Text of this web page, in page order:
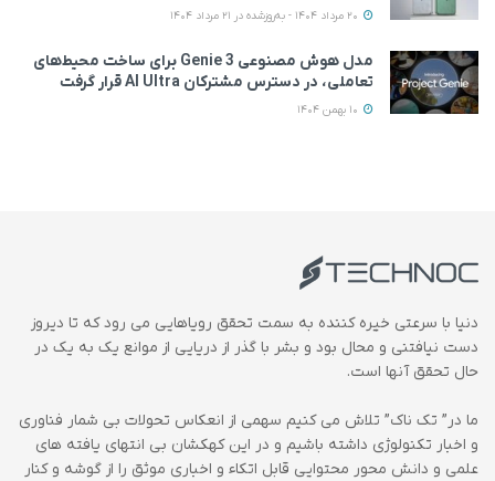
مدل هوش مصنوعی Genie 3 برای ساخت محیط‌های
تعاملی، در دسترس مشترکان AI Ultra قرار گرفت
دنیا با سرعتی خیره کننده به سمت تحقق رویاهایی می رود که تا دیروز
دست نیافتنی و محال بود و بشر با گذر از دریایی از موانع یک به یک در
حال تحقق آنها است.
ما در” تک ناک” تلاش می کنیم سهمی از انعکاس تحولات بی شمار فناوری
و اخبار تکنولوژی داشته باشیم و در این کهکشان بی انتهای یافته های
علمی و دانش محور محتوایی قابل اتکاء و اخباری موثق را از گوشه و کنار